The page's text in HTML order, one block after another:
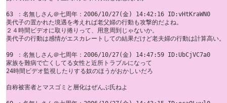
63 ：名無しさん＠七周年：2006/10/27(金) 14:42:16 ID:vHtKraWN0
美代子の置かれた境遇を考えれば老父婦の行動も攻撃的だよね。
２４時間ビデオに取り捲りって、用意周到じゃないか。
美代子の行動は感情がエスカレートしての結果だけど老夫婦の行動は計算高い。
99 ：名無しさん＠七周年：2006/10/27(金) 14:47:59 ID:UbCjVC7a0
家族を難病で亡くしてる女性と近所トラブルになって
24時間ビデオ監視したりする奴のほうがおかしいだろ
自称被害者とマスゴミと層化はぜんぶ氏ねよ